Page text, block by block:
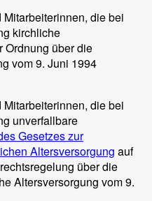
die bei
kirchliche
Ordnung über die
vom 9. Juni 1994
die bei
unverfallbare
Gesetzes zur
Altersversorgung auf
über die
Altersversorgung vom 9.